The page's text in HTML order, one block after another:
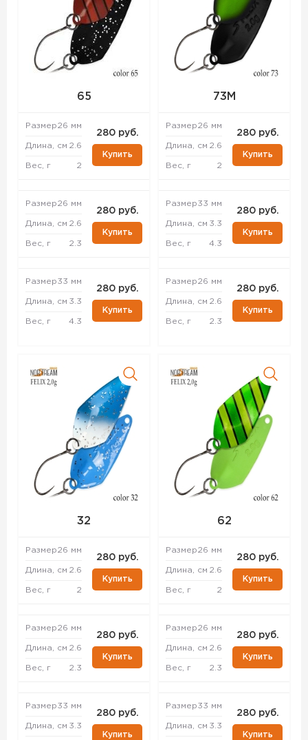
65
Размер26 мм
Длина, см 2.6
Вес, г 2
280 руб.
Купить
Размер26 мм
Длина, см 2.6
Вес, г 2.3
280 руб.
Купить
Размер33 мм
Длина, см 3.3
Вес, г 4.3
280 руб.
Купить
73M
Размер26 мм
Длина, см 2.6
Вес, г 2
280 руб.
Купить
Размер33 мм
Длина, см 3.3
Вес, г 4.3
280 руб.
Купить
Размер26 мм
Длина, см 2.6
Вес, г 2.3
280 руб.
Купить
32
Размер26 мм
Длина, см 2.6
Вес, г 2
280 руб.
Купить
Размер26 мм
Длина, см 2.6
Вес, г 2.3
280 руб.
Купить
Размер33 мм
Длина, см 3.3
280 руб.
Купить
62
Размер26 мм
Длина, см 2.6
Вес, г 2
280 руб.
Купить
Размер26 мм
Длина, см 2.6
Вес, г 2.3
280 руб.
Купить
Размер33 мм
Длина, см 3.3
280 руб.
Купить